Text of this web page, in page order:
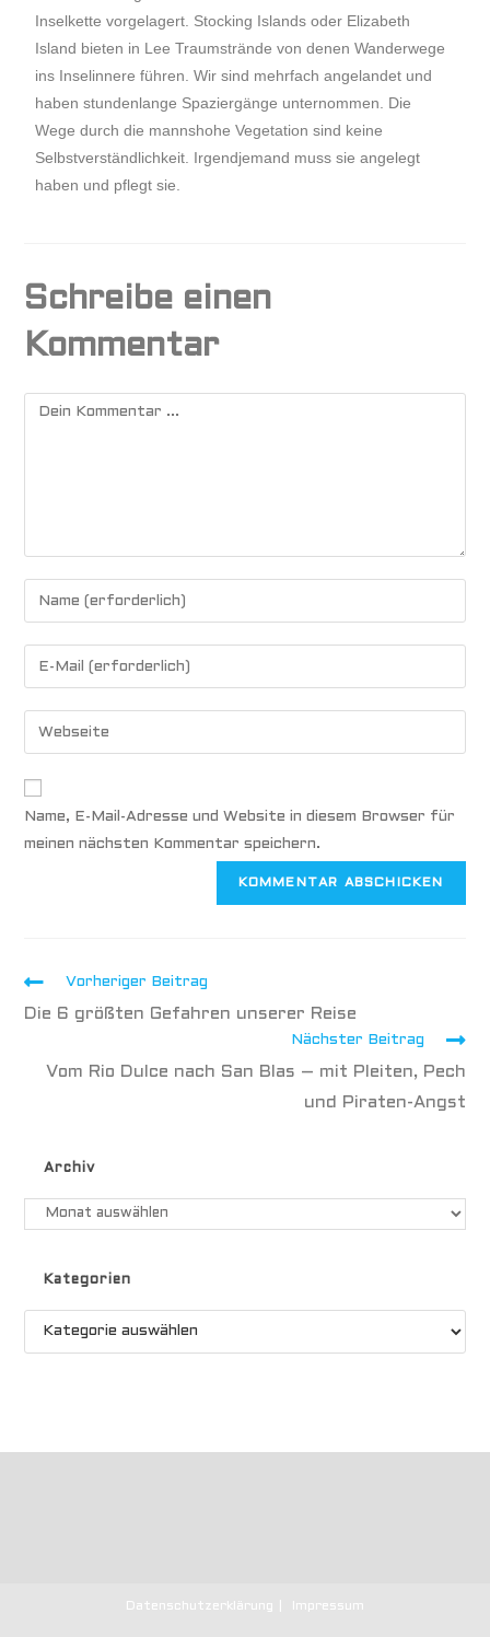
Inselkette vorgelagert. Stocking Islands oder Elizabeth
Island bieten in Lee Traumstrände von denen Wanderwege
ins Inselinnere führen. Wir sind mehrfach angelandet und
haben stundenlange Spaziergänge unternommen. Die
Wege durch die mannshohe Vegetation sind keine
Selbstverständlichkeit. Irgendjemand muss sie angelegt
haben und pflegt sie.
Schreibe einen
Kommentar
Name, E-Mail-Adresse und Website in diesem Browser für
meinen nächsten Kommentar speichern.
Vorheriger Beitrag
Die 6 größten Gefahren unserer Reise
Nächster Beitrag
Vom Rio Dulce nach San Blas – mit Pleiten, Pech
und Piraten-Angst
Archiv
Kategorien
Datenschutzerklärung Impressum